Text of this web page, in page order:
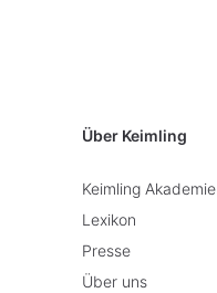
Über Keimling
Keimling Akademie
Lexikon
Presse
Über uns